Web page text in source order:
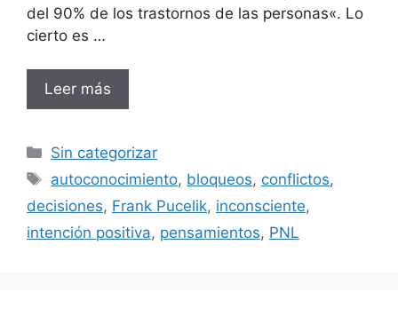
del 90% de los trastornos de las personas«. Lo
cierto es …
Leer más
Categorías
Sin categorizar
Etiquetas
autoconocimiento, bloqueos, conflictos,
decisiones, Frank Pucelik, inconsciente,
intención positiva, pensamientos, PNL